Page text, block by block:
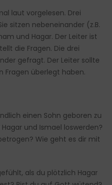
laut vorgelesen. Drei
sitzen nebeneinander (z.B.
und Hagar. Der Leiter ist
die Fragen. Die drei
gefragt. Der Leiter sollte
Fragen überlegt haben.
einen Sohn geboren zu
und Ismael loswerden?
Wie geht es dir mit
als du plötzlich Hagar